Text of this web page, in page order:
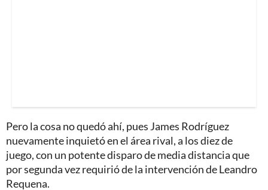
Pero la cosa no quedó ahí, pues James Rodríguez
nuevamente inquietó en el área rival, a los diez de
juego, con un potente disparo de media distancia que
por segunda vez requirió de la intervención de Leandro
Requena.